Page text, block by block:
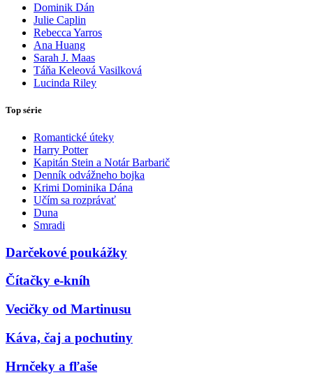
Dominik Dán
Julie Caplin
Rebecca Yarros
Ana Huang
Sarah J. Maas
Táňa Keleová Vasilková
Lucinda Riley
Top série
Romantické úteky
Harry Potter
Kapitán Stein a Notár Barbarič
Denník odvážneho bojka
Krimi Dominika Dána
Učím sa rozprávať
Duna
Smradi
Darčekové poukážky
Čítačky e-kníh
Vecičky od Martinusu
Káva, čaj a pochutiny
Hrnčeky a fľaše